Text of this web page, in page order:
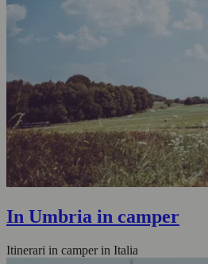
In Umbria in camper
Itinerari in camper in Italia